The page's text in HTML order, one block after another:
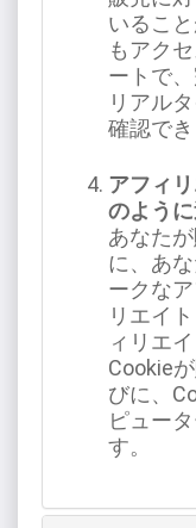
いるこ
もアク
ートで
リアル
確認でき
アフィ
のよう
あなた
に、あ
ークな
リエイ
ィリエ
Cookie
びに、
ピュー
す。